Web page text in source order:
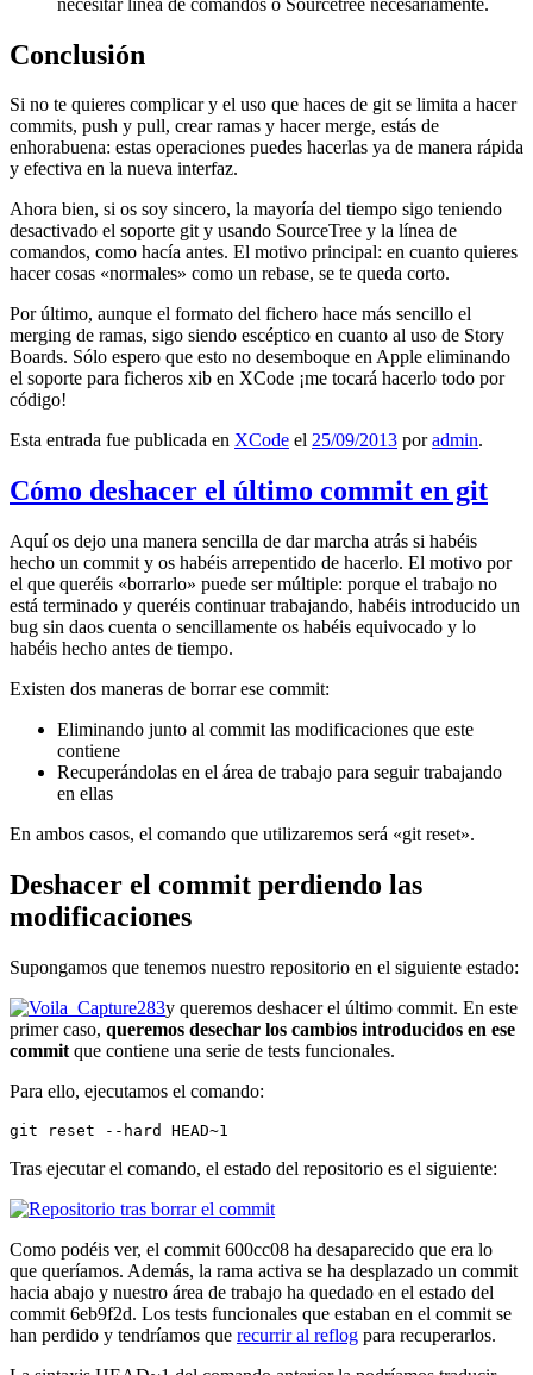
Conclusión
Si no te quieres complicar y el uso que haces de git se limita a hacer
commits, push y pull, crear ramas y hacer merge, estás de
enhorabuena: estas operaciones puedes hacerlas ya de manera rápida
y efectiva en la nueva interfaz.
Ahora bien, si os soy sincero, la mayoría del tiempo sigo teniendo
desactivado el soporte git y usando SourceTree y la línea de
comandos, como hacía antes. El motivo principal: en cuanto quieres
hacer cosas «normales» como un rebase, se te queda corto.
Por último, aunque el formato del fichero hace más sencillo el
merging de ramas, sigo siendo escéptico en cuanto al uso de Story
Boards. Sólo espero que esto no desemboque en Apple eliminando
el soporte para ficheros xib en XCode ¡me tocará hacerlo todo por
código!
Esta entrada fue publicada en XCode el 25/09/2013 poradmin.
Cómo deshacer el último commit en git
Aquí os dejo una manera sencilla de dar marcha atrás si habéis
hecho un commit y os habéis arrepentido de hacerlo. El motivo por
el que queréis «borrarlo» puede ser múltiple: porque el trabajo no
está terminado y queréis continuar trabajando, habéis introducido un
bug sin daos cuenta o sencillamente os habéis equivocado y lo
habéis hecho antes de tiempo.
Existen dos maneras de borrar ese commit:
Eliminando junto al commit las modificaciones que este
contiene
Recuperándolas en el área de trabajo para seguir trabajando
en ellas
En ambos casos, el comando que utilizaremos será «git reset».
Deshacer el commit perdiendo las
modificaciones
Supongamos que tenemos nuestro repositorio en el siguiente estado:
y queremos deshacer el último commit. En este
primer caso, queremos desechar los cambios introducidos en ese
commit que contiene una serie de tests funcionales.
Para ello, ejecutamos el comando:
git reset --hard HEAD~1
Tras ejecutar el comando, el estado del repositorio es el siguiente:
Como podéis ver, el commit 600cc08 ha desaparecido que era lo
que queríamos. Además, la rama activa se ha desplazado un commit
hacia abajo y nuestro área de trabajo ha quedado en el estado del
commit 6eb9f2d. Los tests funcionales que estaban en el commit se
han perdido y tendríamos que recurrir al reflog para recuperarlos.